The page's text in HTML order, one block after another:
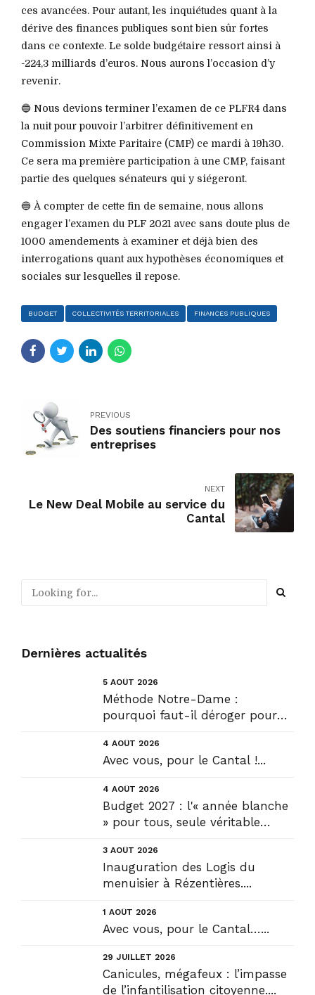
ces avancées. Pour autant, les inquiétudes quant à la
dérive des finances publiques sont bien sûr fortes
dans ce contexte. Le solde budgétaire ressort ainsi à
-224,3 milliards d’euros. Nous aurons l’occasion d’y
revenir.
🔵 Nous devions terminer l’examen de ce PLFR4 dans
la nuit pour pouvoir l’arbitrer définitivement en
Commission Mixte Paritaire (CMP) ce mardi à 19h30.
Ce sera ma première participation à une CMP, faisant
partie des quelques sénateurs qui y siégeront.
🔵 À compter de cette fin de semaine, nous allons
engager l’examen du PLF 2021 avec sans doute plus de
1000 amendements à examiner et déjà bien des
interrogations quant aux hypothèses économiques et
sociales sur lesquelles il repose.
BUDGET COLLECTIVITÉS TERRITORIALES FINANCES PUBLIQUES
PREVIOUS
Des soutiens financiers pour nos
entreprises
NEXT
Le New Deal Mobile au service du
Cantal
Dernières actualités
5 AOÛT 2026
Méthode Notre-Dame :
pourquoi faut-il déroger pour
4 AOÛT 2026
Avec vous, pour le Cantal !...
4 AOÛT 2026
Budget 2027 : l'« année blanche
» pour tous, seule véritable
3 AOÛT 2026
Inauguration des Logis du
menuisier à Rézentières....
1 AOÛT 2026
Avec vous, pour le Cantal…...
29 JUILLET 2026
Canicules, mégafeux : l’impasse
de l’infantilisation citoyenne....